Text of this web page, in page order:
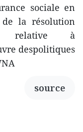
sociale en
la résolution
relative à
despolitiques
source